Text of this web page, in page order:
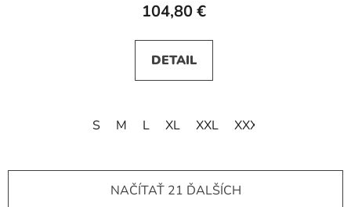
104,80 €
DETAIL
S M L XL XXL XXXL
NAČÍTAŤ 21 ĎALŠÍCH